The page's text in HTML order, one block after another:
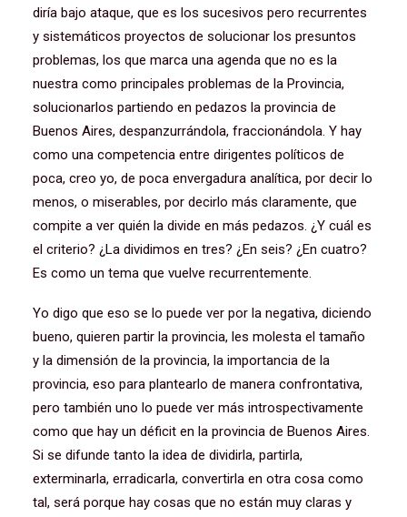
diría bajo ataque, que es los sucesivos pero recurrentes
y sistemáticos proyectos de solucionar los presuntos
problemas, los que marca una agenda que no es la
nuestra como principales problemas de la Provincia,
solucionarlos partiendo en pedazos la provincia de
Buenos Aires, despanzurrándola, fraccionándola. Y hay
como una competencia entre dirigentes políticos de
poca, creo yo, de poca envergadura analítica, por decir lo
menos, o miserables, por decirlo más claramente, que
compite a ver quién la divide en más pedazos. ¿Y cuál es
el criterio? ¿La dividimos en tres? ¿En seis? ¿En cuatro?
Es como un tema que vuelve recurrentemente.
Yo digo que eso se lo puede ver por la negativa, diciendo
bueno, quieren partir la provincia, les molesta el tamaño
y la dimensión de la provincia, la importancia de la
provincia, eso para plantearlo de manera confrontativa,
pero también uno lo puede ver más introspectivamente
como que hay un déficit en la provincia de Buenos Aires.
Si se difunde tanto la idea de dividirla, partirla,
exterminarla, erradicarla, convertirla en otra cosa como
tal, será porque hay cosas que no están muy claras y